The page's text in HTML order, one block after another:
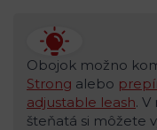
Obojok možno
Strong alebo
adjustable leash.
šteňatá si môžete